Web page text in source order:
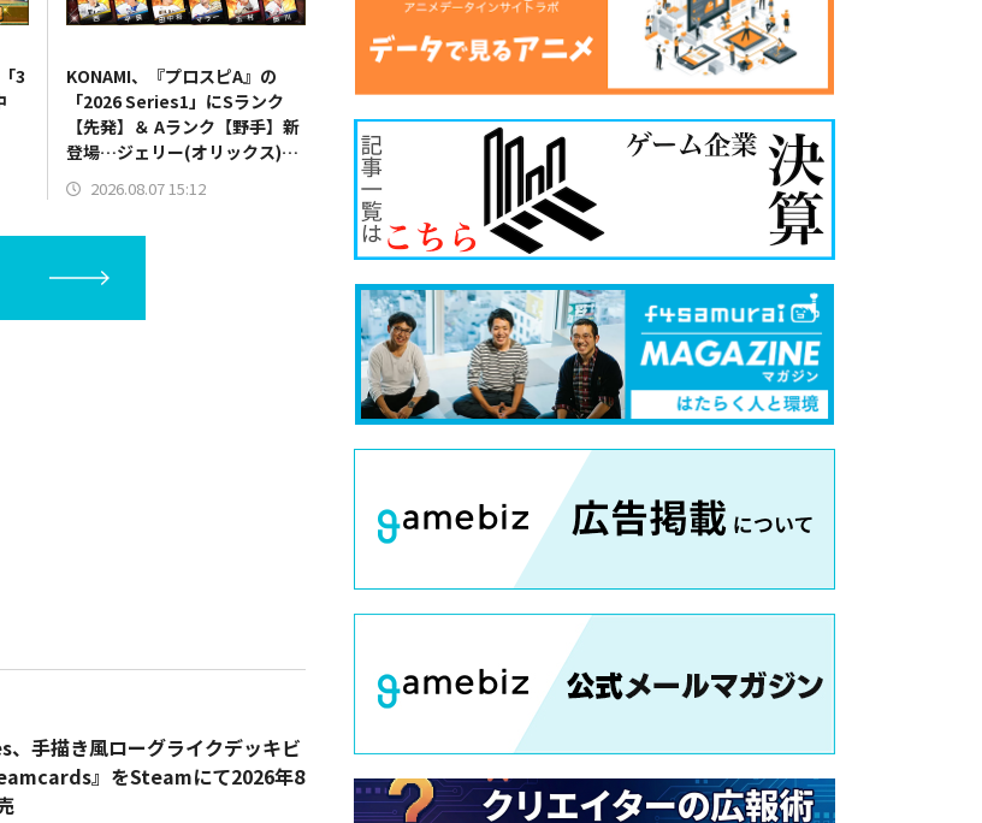
3
KONAMI、『プロスピA』の
「2026 Series1」にSランク
【先発】＆ Aランク【野手】新
登場…ジェリー(オリックス)、
マラー(中日)、奈良間大己(北海
道日本ハム/二塁手)、持丸泰輝
2026.08.07 15:12
、手描き風ローグライクデッキビ
』をSteamにて2026年8